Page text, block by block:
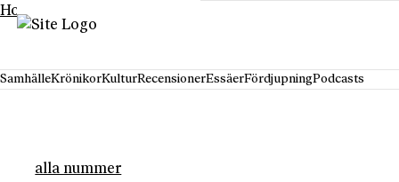
Hoppa till innehåll
SamhälleKrönikorKulturRecensionerEssäerFördjupningPodcasts
alla nummer